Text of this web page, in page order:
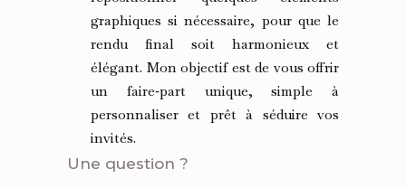
graphiques si nécessaire, pour que le
rendu final soit harmonieux et
élégant. Mon objectif est de vous offrir
un faire‑part unique, simple à
personnaliser et prêt à séduire vos
invités.
Une question ?